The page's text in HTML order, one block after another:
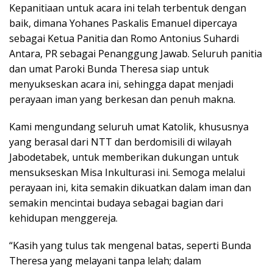
Kepanitiaan untuk acara ini telah terbentuk dengan
baik, dimana Yohanes Paskalis Emanuel dipercaya
sebagai Ketua Panitia dan Romo Antonius Suhardi
Antara, PR sebagai Penanggung Jawab. Seluruh panitia
dan umat Paroki Bunda Theresa siap untuk
menyukseskan acara ini, sehingga dapat menjadi
perayaan iman yang berkesan dan penuh makna.
Kami mengundang seluruh umat Katolik, khususnya
yang berasal dari NTT dan berdomisili di wilayah
Jabodetabek, untuk memberikan dukungan untuk
mensukseskan Misa Inkulturasi ini. Semoga melalui
perayaan ini, kita semakin dikuatkan dalam iman dan
semakin mencintai budaya sebagai bagian dari
kehidupan menggereja.
“Kasih yang tulus tak mengenal batas, seperti Bunda
Theresa yang melayani tanpa lelah; dalam